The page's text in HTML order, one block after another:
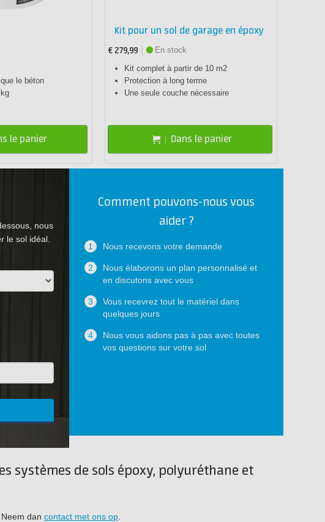
le béton
le panier
Kit pour un sol de garage en époxy
€ 279,99
En stock
Kit complet à partir de 10 m2
Protection à long terme
Une seule couche nécessaire
Dans le panier
nous
le sol idéal.
Comment pouvons-nous vous
aider ?
1 Nous recevons votre demande
2
Nous élaborons un plan personnalisé et
en discutons avec vous
3
Vous recevrez tout le matériel dans
quelques jours
4
Nous vous aidons pas à pas avec toutes
vos questions sur votre sol
systèmes de sols époxy, polyuréthane et
dan contact met ons op.